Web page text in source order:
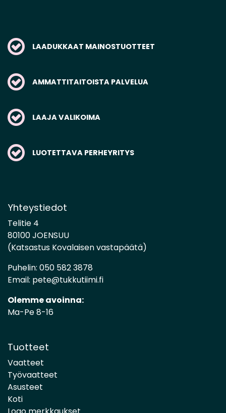
LAADUKKAAT MAINOSTUOTTEET
AMMATTITAITOISTA PALVELUA
LAAJA VALIKOIMA
LUOTETTAVA PERHEYRITYS
Yhteystiedot
Telitie 4
80100 JOENSUU
(Katsastus Kovalaisen vastapäätä)
Puhelin: 050 582 3878
Email: pete@tukkutiimi.fi
Olemme avoinna:
Ma-Pe 8-16
Tuotteet
Vaatteet
Työvaatteet
Asusteet
Koti